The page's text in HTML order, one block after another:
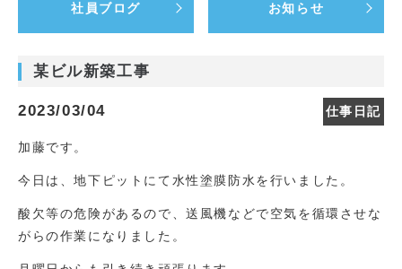
社員ブログ お知らせ
某ビル新築工事
2023/03/04 仕事日記
加藤です。
今日は、地下ピットにて水性塗膜防水を行いました。
酸欠等の危険があるので、送風機などで空気を循環させな
がらの作業になりました。